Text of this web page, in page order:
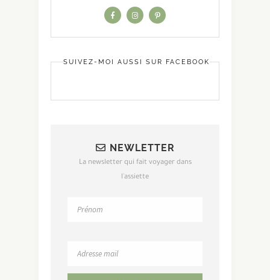
SUIVEZ-MOI AUSSI SUR FACEBOOK
NEWLETTER
La newsletter qui fait voyager dans
l'assiette